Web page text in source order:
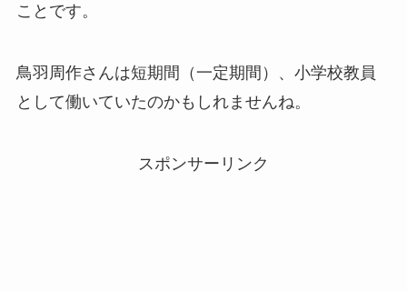
ことです。
鳥羽周作さんは短期間（一定期間）、小学校教員
として働いていたのかもしれませんね。
スポンサーリンク